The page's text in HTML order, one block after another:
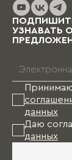
УЗНАВАТЬ
данных
Даю
данных